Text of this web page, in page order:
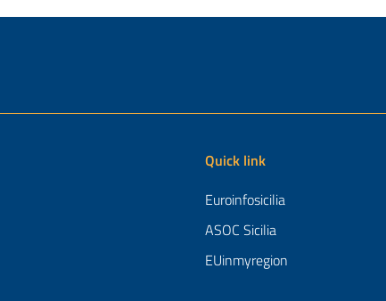
Quick link
Euroinfosicilia
ASOC Sicilia
EUinmyregion